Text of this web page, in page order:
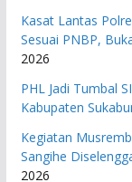
Kasat Lantas
Sesuai PNBP,
2026
PHL Jadi Tumbal
Kabupaten
Kegiatan
Sangihe
2026